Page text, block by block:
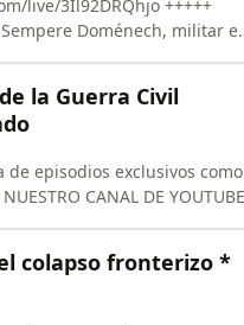
la Guerra Civil
episodios exclusivos como
el colapso fronterizo *